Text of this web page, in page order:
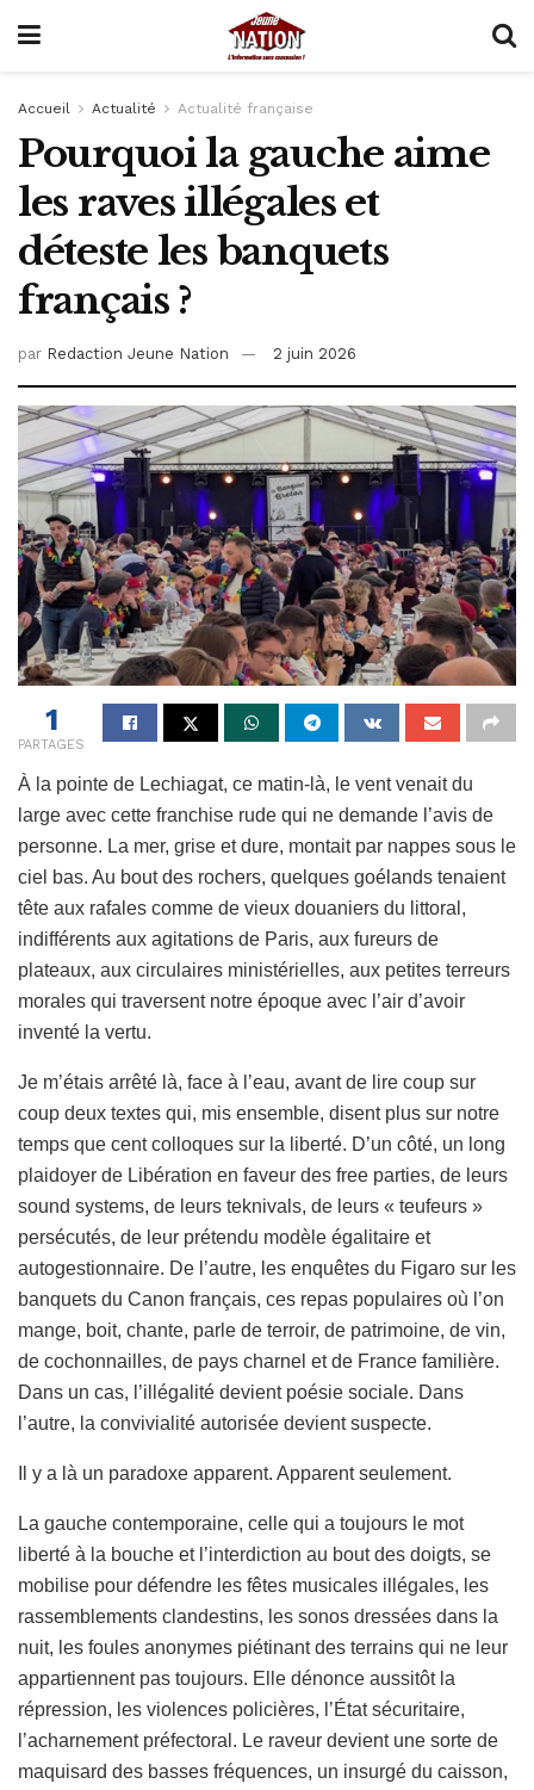
Accueil Actualité Actualité française
Pourquoi la gauche aime
les raves illégales et
déteste les banquets
français ?
par Redaction Jeune Nation 2 juin 2026
1
PARTAGES
À la pointe de Lechiagat, ce matin-là, le vent venait du
large avec cette franchise rude qui ne demande l’avis de
personne. La mer, grise et dure, montait par nappes sous le
ciel bas. Au bout des rochers, quelques goélands tenaient
tête aux rafales comme de vieux douaniers du littoral,
indifférents aux agitations de Paris, aux fureurs de
plateaux, aux circulaires ministérielles, aux petites terreurs
morales qui traversent notre époque avec l’air d’avoir
inventé la vertu.
Je m’étais arrêté là, face à l’eau, avant de lire coup sur
coup deux textes qui, mis ensemble, disent plus sur notre
temps que cent colloques sur la liberté. D’un côté, un long
plaidoyer de Libération en faveur des free parties, de leurs
sound systems, de leurs teknivals, de leurs « teufeurs »
persécutés, de leur prétendu modèle égalitaire et
autogestionnaire. De l’autre, les enquêtes du Figaro sur les
banquets du Canon français, ces repas populaires où l’on
mange, boit, chante, parle de terroir, de patrimoine, de vin,
de cochonnailles, de pays charnel et de France familière.
Dans un cas, l’illégalité devient poésie sociale. Dans
l’autre, la convivialité autorisée devient suspecte.
Il y a là un paradoxe apparent. Apparent seulement.
La gauche contemporaine, celle qui a toujours le mot
liberté à la bouche et l’interdiction au bout des doigts, se
mobilise pour défendre les fêtes musicales illégales, les
rassemblements clandestins, les sonos dressées dans la
nuit, les foules anonymes piétinant des terrains qui ne leur
appartiennent pas toujours. Elle dénonce aussitôt la
répression, les violences policières, l’État sécuritaire,
l’acharnement préfectoral. Le raveur devient une sorte de
maquisard des basses fréquences, un insurgé du caisson,